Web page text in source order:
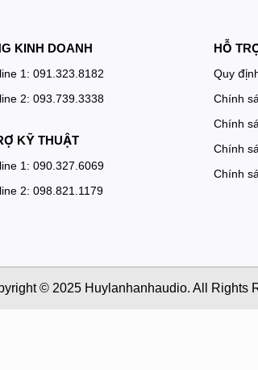
KINH DOANH
1: 091.323.8182
2: 093.739.3338
KỸ THUẬT
1: 090.327.6069
2: 098.821.1179
HỖ
Quy
Chính
Chính
Chính
Chính
© 2025 Huylanhanhaudio. All Rights